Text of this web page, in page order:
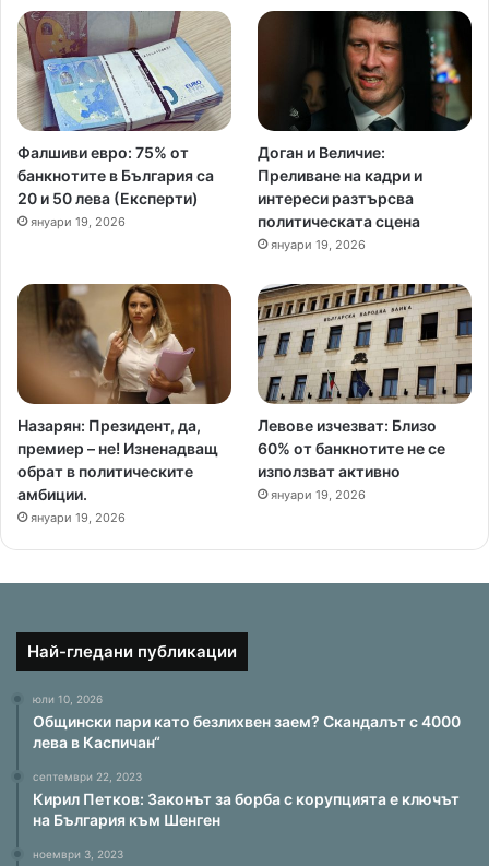
Фалшиви евро: 75% от
банкнотите в България са
20 и 50 лева (Експерти)
януари 19, 2026
Доган и Величие:
Преливане на кадри и
интереси разтърсва
политическата сцена
януари 19, 2026
Назарян: Президент, да,
премиер – не! Изненадващ
обрат в политическите
амбиции.
януари 19, 2026
Левове изчезват: Близо
60% от банкнотите не се
използват активно
януари 19, 2026
Най-гледани публикации
юли 10, 2026
Общински пари като безлихвен заем? Скандалът с 4000
лева в Каспичан“
септември 22, 2023
Кирил Петков: Законът за борба с корупцията е ключът
на България към Шенген
ноември 3, 2023